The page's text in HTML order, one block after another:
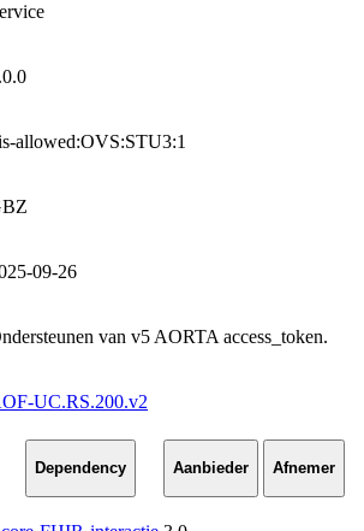
allowed:OVS:STU3:1
09-26
van v5 AORTA access_token.
UC.RS.200.v2
Dependency Aanbieder Afnemer